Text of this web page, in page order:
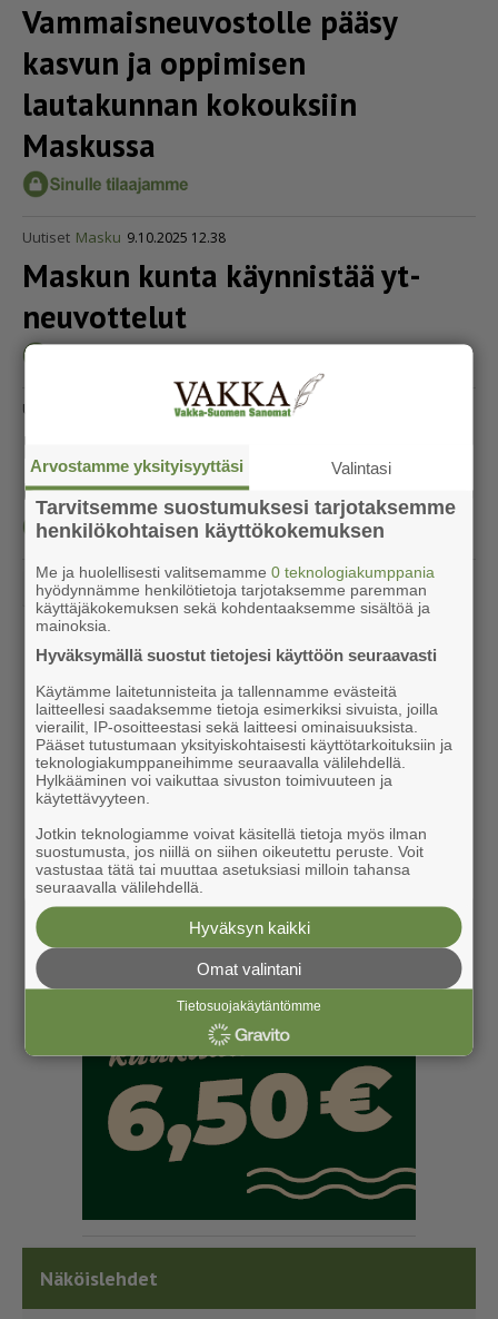
Vammais­neu­vos­tolle pääsy
kasvun ja oppimisen
lautakunnan kokouksiin
Maskussa
Uutiset Masku 9.10.2025 12.38
Maskun kunta käynnistää yt-
neuvottelut
Uutiset 18.9.2025 16.21
myyntiin ja vuokralle
« ‹ 1 2 3 4 › »
Näköislehdet
Arvostamme yksityisyyttäsi Valintasi
Tarvitsemme suostumuksesi tarjotaksemme
henkilökohtaisen käyttökokemuksen
Me ja huolellisesti valitsemamme0 teknologiakumppania
hyödynnämme henkilötietoja tarjotaksemme paremman
käyttäjäkokemuksen sekä kohdentaaksemme sisältöä ja
mainoksia.
Hyväksymällä suostut tietojesi käyttöön seuraavasti
Käytämme laitetunnisteita ja tallennamme evästeitä
laitteellesi saadaksemme tietoja esimerkiksi sivuista, joilla
vierailit, IP-osoitteestasi sekä laitteesi ominaisuuksista.
Pääset tutustumaan yksityiskohtaisesti käyttötarkoituksiin ja
teknologiakumppaneihimme seuraavalla välilehdellä.
Hylkääminen voi vaikuttaa sivuston toimivuuteen ja
käytettävyyteen.
Jotkin teknologiamme voivat käsitellä tietoja myös ilman
suostumusta, jos niillä on siihen oikeutettu peruste. Voit
vastustaa tätä tai muuttaa asetuksiasi milloin tahansa
seuraavalla välilehdellä.
Hyväksyn kaikki
Omat valintani
Tietosuojakäytäntömme